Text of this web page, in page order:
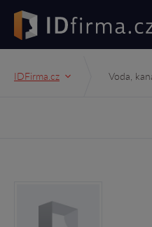
IDFirma.cz Voda,